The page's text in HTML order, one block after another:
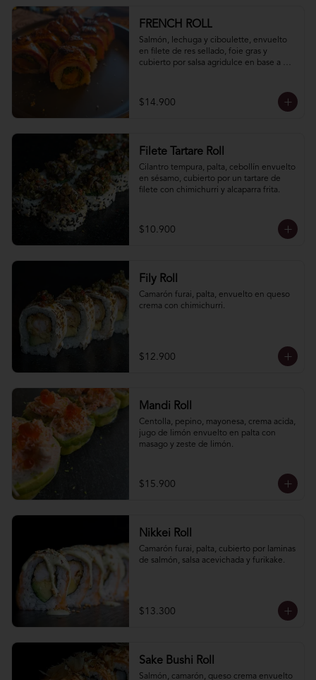
FRENCH ROLL
Salmón, lechuga y ciboulette, envuelto
en filete de res sellado, foie gras y
cubierto por salsa agridulce en base a
$14.900
Filete Tartare Roll
Cilantro tempura, palta, cebollín envuelto
en sésamo, cubierto por un tartare de
filete con chimichurri y alcaparra frita.
$10.900
Fily Roll
Camarón furai, palta, envuelto en queso
crema con chimichurri.
$12.900
Mandi Roll
Centolla, pepino, mayonesa, crema acida,
jugo de limón envuelto en palta con
masago y zeste de limón.
$15.900
Nikkei Roll
Camarón furai, palta, cubierto por laminas
de salmón, salsa acevichada y furikake.
$13.300
Sake Bushi Roll
Salmón, camarón, queso crema envuelto